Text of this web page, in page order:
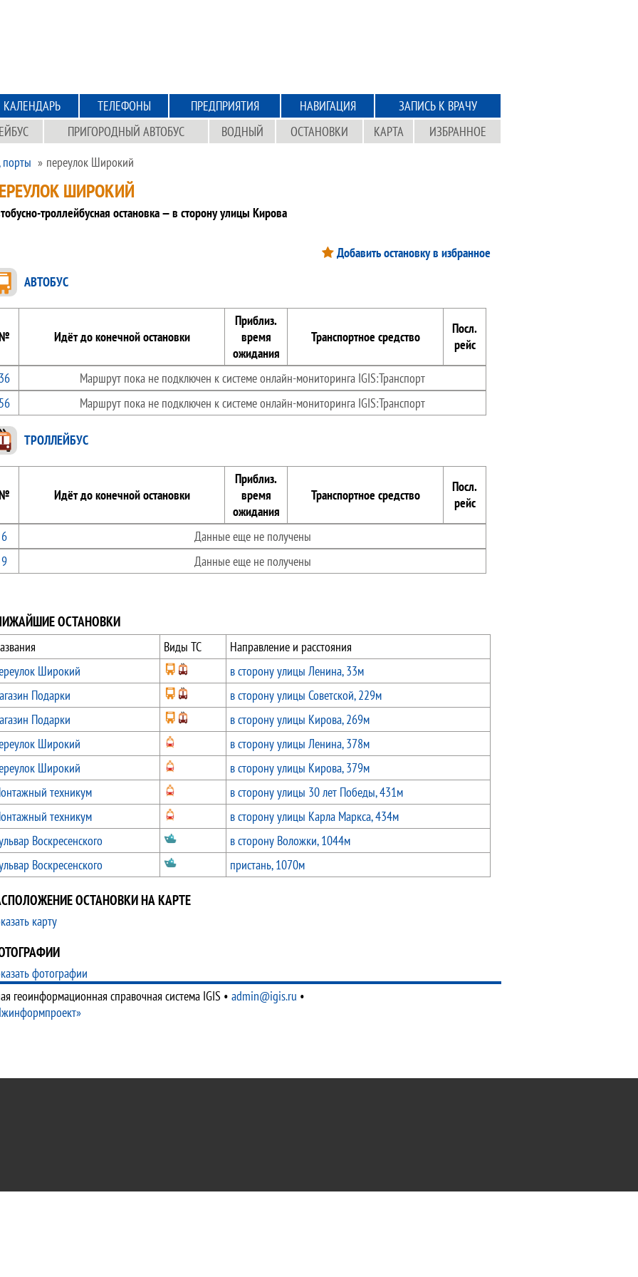
КАЛЕНДАРЬ ТЕЛЕФОНЫ ПРЕДПРИЯТИЯ НАВИГАЦИЯ
ЗАПИСЬ К ВРАЧУ
ПРИГОРОДНЫЙ АВТОБУС ВОДНЫЙ ОСТАНОВКИ КАРТА
ИЗБРАННОЕ
порты переулок Широкий
ШИРОКИЙ
троллейбусная остановка — в сторону улицы Кирова
Добавить остановку в избранное
АВТОБУС
Идёт до конечной остановки
Приблиз.
время
ожидания
Транспортное средство
Посл.
рейс
36
Маршрут пока не подключен к системе онлайн-мониторинга IGIS:Транспорт
56
Маршрут пока не подключен к системе онлайн-мониторинга IGIS:Транспорт
ТРОЛЛЕЙБУС
Идёт до конечной остановки
Приблиз.
время
ожидания
Транспортное средство
Посл.
рейс
6
Данные еще не получены
9
Данные еще не получены
ОСТАНОВКИ
Виды ТС
Направление и расстояния
Широкий
в сторону улицы Ленина, 33м
Подарки
в сторону улицы Советской, 229м
Подарки
в сторону улицы Кирова, 269м
Широкий
в сторону улицы Ленина, 378м
Широкий
в сторону улицы Кирова, 379м
техникум
в сторону улицы 30 лет Победы, 431м
техникум
в сторону улицы Карла Маркса, 434м
Воскресенского
в сторону Воложки, 1044м
Воскресенского
пристань, 1070м
ОСТАНОВКИ НА КАРТЕ
карту
фотографии
геоинформационная справочная система IGIS • admin@igis.ru •